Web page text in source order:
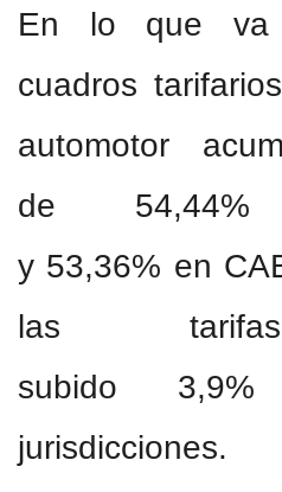
En lo que va
cuadros
automotor
de
y 53,36% en
las
subido
jurisdicciones.